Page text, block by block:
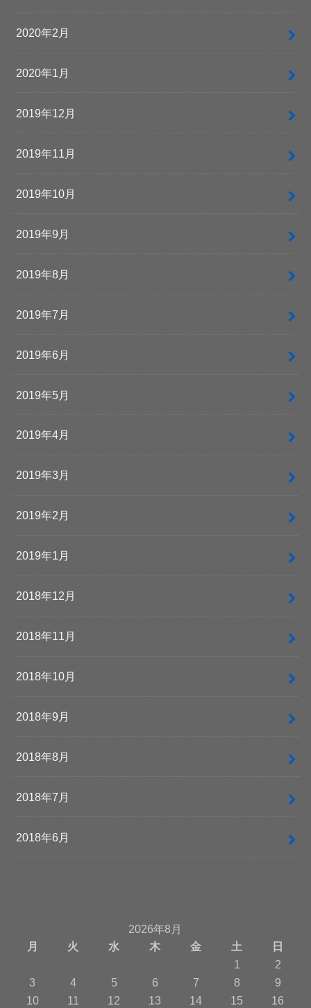
2020年2月
2020年1月
2019年12月
2019年11月
2019年10月
2019年9月
2019年8月
2019年7月
2019年6月
2019年5月
2019年4月
2019年3月
2019年2月
2019年1月
2018年12月
2018年11月
2018年10月
2018年9月
2018年8月
2018年7月
2018年6月
2026年8月
月
火 水 木 金 土
日
1
2
3
4 5 6 7 8
9
10
11 12 13 14 15 16